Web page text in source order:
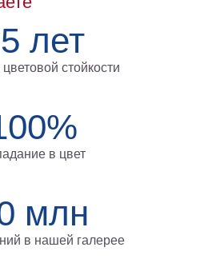
лет
цветовой стойкости
в цвет
млн
в нашей галерее